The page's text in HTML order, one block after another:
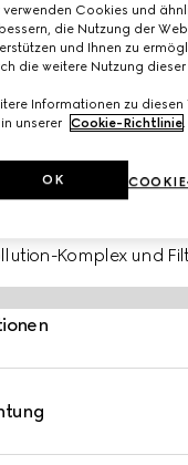
ist eine strahlende
Foundation, deren
Komplex und
und
nahtlos mit der
Als ideales
Die neue
verwenden Cookies und
die Nutzung der
und Ihnen zu
die weitere Nutzung
Informationen zu
in unserer Cookie-Richtlinie
OK